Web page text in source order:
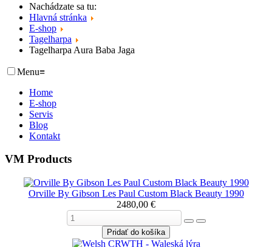
Nachádzate sa tu:
Hlavná stránka
E-shop
Tagelharpa
Tagelharpa Aura Baba Jaga
Menu≡
Home
E-shop
Servis
Blog
Kontakt
VM Products
Orville By Gibson Les Paul Custom Black Beauty 1990
2480,00 €